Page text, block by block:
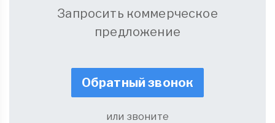
Запросить коммерческое
предложение
Обратный звонок
или звоните